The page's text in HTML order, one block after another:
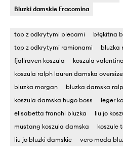
Bluzki damskie Fracomina
top z odkrytymi plecami
błękitna
top z odkrytymi ramionami
bluzka
fjallraven koszula
koszula valentino
koszula ralph lauren damska oversize
bluzka morgan
bluzka damska
koszula damska hugo boss
leger
elisabetta franchi bluzka
liu jo
mustang koszula damska
koszule
liu jo bluzki damskie
vero moda